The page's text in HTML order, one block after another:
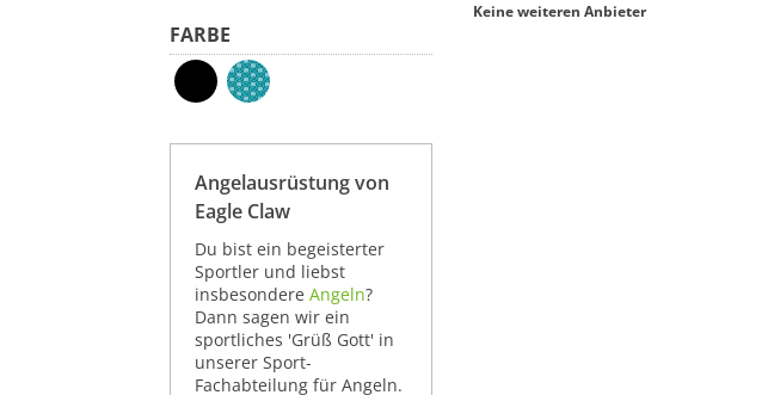
FARBE
Angelausrüstung von
Eagle Claw
Du bist ein begeisterter
Sportler und liebst
insbesondere Angeln?
Dann sagen wir ein
sportliches 'Grüß Gott' in
unserer Sport-
Fachabteilung für Angeln.
Keine weiteren Anbieter